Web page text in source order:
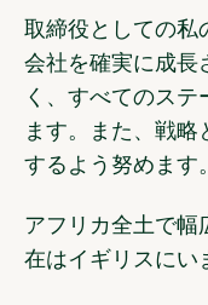
取締役としての私
会社を確実に成長
く、すべてのス
ます。また、戦
するよう努めます。
アフリカ全土で幅
在はイギリスにい